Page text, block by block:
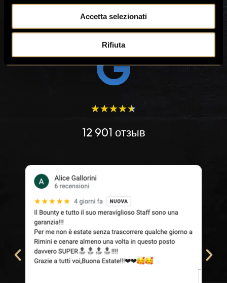
Utilizziamo i cookie per personalizzare contenuti ed annunci,
per fornire funzionalità dei social media e per analizzare il
nostro traffico. Condividiamo inoltre informazioni sul modo in
cui utilizzi il nostro sito con i nostri partner che si occupano di
analisi dei dati web, pubblicità e social media, i quali
potrebbero combinarle con altre informazioni che hai fornito
Accetta selezionati
Rifiuta
★★★★★
12 901 отзыв